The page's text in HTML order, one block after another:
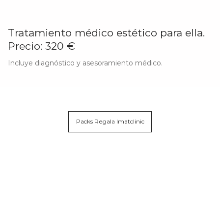
Tratamiento médico estético para ella.
Precio: 320 €
Incluye diagnóstico y asesoramiento médico.
Packs Regala Imatclinic